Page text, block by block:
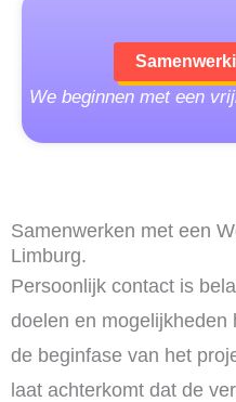
We beginnen met een
Samenwerken met een
Limburg.
Persoonlijk contact is
doelen en mogelijkheden
de beginfase van het
laat achterkomt dat de